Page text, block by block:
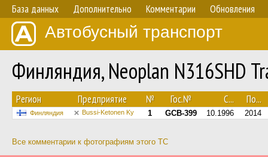
База данных Дополнительно Комментарии Обновления
Автобусный транспорт
Финляндия, Neoplan N316SHD
Регион Предприятие № Гос.№ С... По...
Финляндия Bussi-Ketonen Ky 1 GCB-399 10.1996 2014
Все комментарии к фотографиям этого ТС